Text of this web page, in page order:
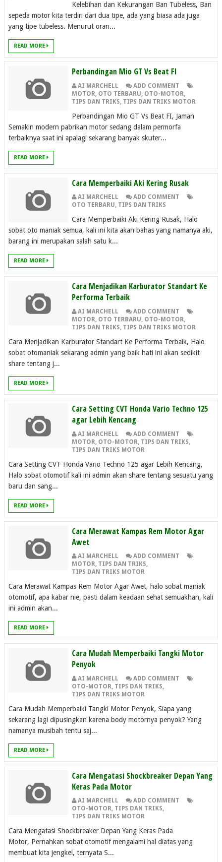
Kelebihan dan Kekurangan Ban Tubeless, Ban
sepeda motor kita terdiri dari dua tipe, ada yang biasa ada juga
yang tipe tubeless. Menurut oran...
READ MORE
Perbandingan Mio GT Vs Beat FI
AI MARCHELL
ADD COMMENT
MOTOR, OTO TERBARU, OTO-MOTOR,
TIPS DAN TRIKS, TIPS DAN TRIKS MOTOR
Perbandingan Mio GT Vs Beat FI, Jaman
Semakin modern pabrikan motor sedang dalam permorfa
terbaiknya saat ini apalagi sekarang banyak skuter...
READ MORE
Cara Memperbaiki Aki Kering Rusak
AI MARCHELL
ADD COMMENT
OTO TERBARU, TIPS DAN TRIKS
Cara Memperbaiki Aki Kering Rusak, Halo
sobat oto maniak semua, kali ini kita akan bahas yang namanya aki,
barang ini merupakan salah satu k...
READ MORE
Cara Menjadikan Karburator Standart Ke
Performa Terbaik
AI MARCHELL
ADD COMMENT
MOTOR, OTO TERBARU, OTO-MOTOR,
TIPS DAN TRIKS, TIPS DAN TRIKS MOTOR
Cara Menjadikan Karburator Standart Ke Performa Terbaik, Halo
sobat otomaniak sekarang admin yang baik hati ini akan sedikit
share tentang j...
READ MORE
Cara Setting CVT Honda Vario Techno 125
agar Lebih Kencang
AI MARCHELL
ADD COMMENT
MOTOR OTO-MOTOR TIPS DAN TRIKS
TIPS DAN TRIKS MOTOR
Cara Setting CVT Honda Vario Techno 125 agar Lebih Kencang,
Halo sobat otomotif kali ini admin akan share tentang sesuatu yang
baru dan sang...
READ MORE
Cara Merawat Kampas Rem Motor Agar
Awet
AI MARCHELL
ADD COMMENT
MOTOR, TIPS DAN TRIKS,
TIPS DAN TRIKS MOTOR
Cara Merawat Kampas Rem Motor Agar Awet, halo sobat maniak
otomotif, apa kabar nie, pasti dalam keadaan sehat semuakhan, kali
ini admin akan...
READ MORE
Cara Mudah Memperbaiki Tangki Motor
Penyok
AI MARCHELL
ADD COMMENT
OTO-MOTOR TIPS DAN TRIKS
TIPS DAN TRIKS MOTOR
Cara Mudah Memperbaiki Tangki Motor Penyok, Siapa yang
sekarang lagi dipusingkan karena body motornya penyok? Yang
namanya musibah tentu saj...
READ MORE
Cara Mengatasi Shockbreaker Depan Yang
Keras Pada Motor
AI MARCHELL
ADD COMMENT
OTO-MOTOR, TIPS DAN TRIKS,
TIPS DAN TRIKS MOTOR
Cara Mengatasi Shockbreaker Depan Yang Keras Pada
Motor, Pernahkan sobat otomotif mengalami hal diatas yang
membuat kita jengkel, ternyata S...